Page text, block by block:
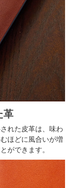
革
れた皮革は、味わ
ほどに風合いが増
ができます。